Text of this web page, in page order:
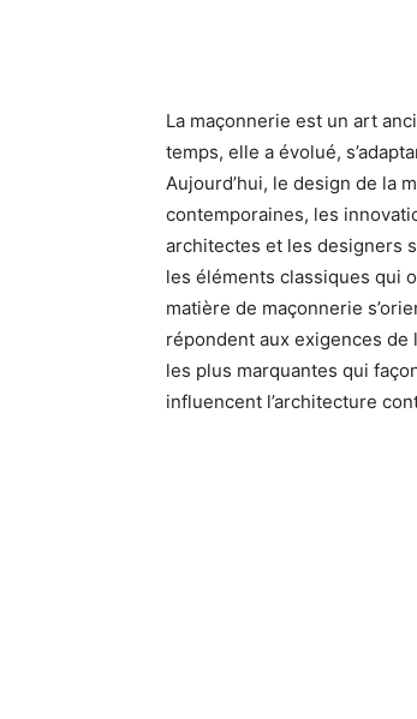
La maçonnerie est un art
temps, elle a évolué,
Aujourd’hui, le design de la
contemporaines, les
architectes et les designers
les éléments classiques qui
matière de maçonnerie
répondent aux exigences
les plus marquantes qui
influencent l’architecture